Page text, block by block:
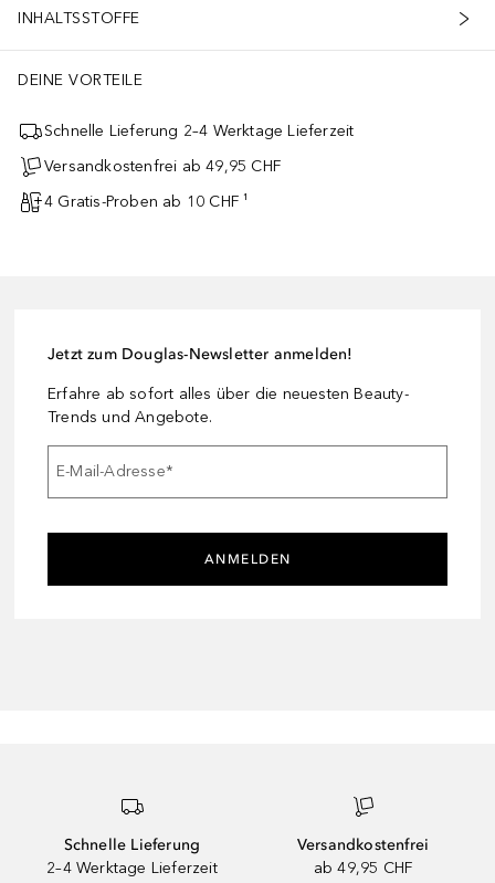
INHALTSSTOFFE
DEINE VORTEILE
Schnelle Lieferung 2–4 Werktage Lieferzeit
Versandkostenfrei ab 49,95 CHF
4 Gratis-Proben ab 10 CHF ¹
Jetzt zum Douglas-Newsletter anmelden!
Erfahre ab sofort alles über die neuesten Beauty-
Trends und Angebote.
E-Mail-Adresse*
ANMELDEN
Schnelle Lieferung
2–4 Werktage Lieferzeit
Versandkostenfrei
ab 49,95 CHF